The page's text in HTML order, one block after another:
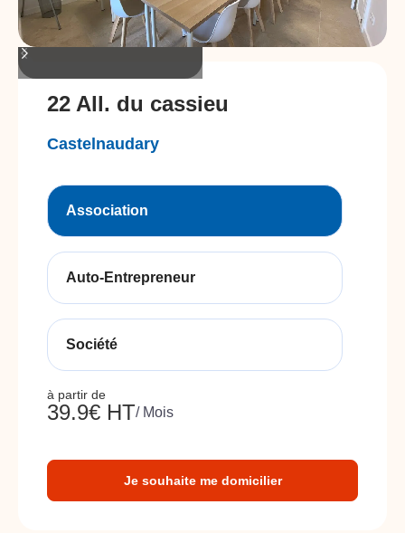
22 All. du cassieu
Castelnaudary
Association
Auto-Entrepreneur
Société
à partir de
39.9€ HT/ Mois
Je souhaite me domicilier